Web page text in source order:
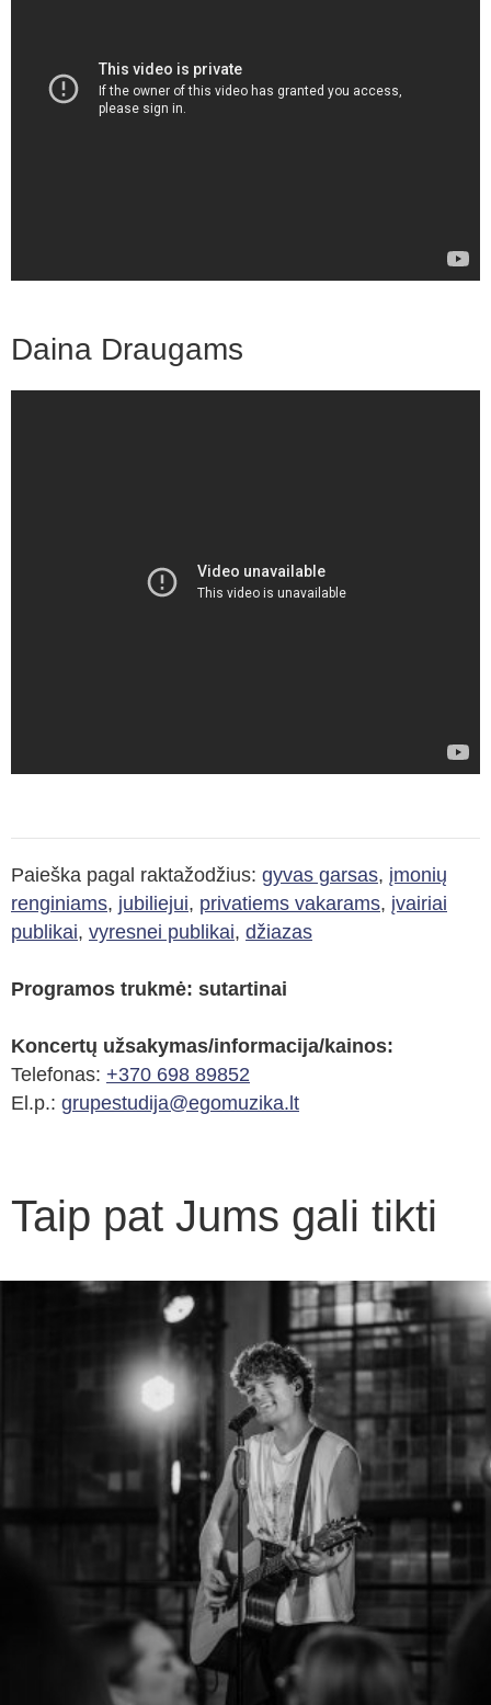
Daina Draugams
Paieška pagal raktažodžius: gyvas garsas, įmonių
renginiams, jubiliejui, privatiems vakarams, įvairiai
publikai, vyresnei publikai, džiazas
Programos trukmė: sutartinai
Koncertų užsakymas/informacija/kainos:
Telefonas: +370 698 89852
El.p.: grupestudija@egomuzika.lt
Taip pat Jums gali tikti